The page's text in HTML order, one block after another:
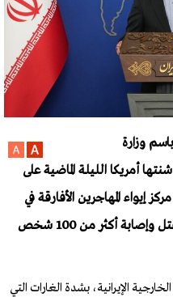
وزارة
أمريكا الليلة الماضية على
إيواء المهاجرين الأفارقة في
محافظة صعدة، والتي أسفرت عن مقتل وإصابة أكثر من 100 شخص
الإيرانية، بشدة الغارات التي